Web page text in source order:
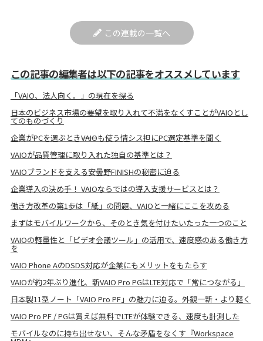
この連載の一覧へ
この記事の編集者は以下の記事をオススメしています
「VAIO、法人向く。」の現在を探る
日本のビジネス市場の要望を取り入れて不満をなくすことがVAIOとし
てのものづくり
企業がPCを選ぶとき――VAIOも使う情シス担にPC選定基準を聞く
VAIOが品質管理に取り入れた独自の基準とは？
VAIOブランドを支える安曇野FINISHの秘密に迫る
企業導入の決め手！ VAIOならではの導入支援サービスとは？
働き方改革の第1歩は「紙」の問題、VAIOと一緒にここを攻める
まずはモバイルワークから、そのとき気を付けたいたった一つのこと
VAIOの軽量性と「ビデオ会議ツール」の活用で、速度感のある働き方
を
VAIO Phone AのDSDS対応が企業にもメリットをもたらす
VAIOが約2年ぶり進化、新VAIO Pro PGはLTE対応で「常につながる」
日本製11型ノート「VAIO Pro PF」の魅力に迫る。外観一新・より軽く
VAIO Pro PF / PGは買えば無料でLTEが体験できる、速度も計測した
モバイルなのに持ち出せない、そんな矛盾をなくす『Workspace